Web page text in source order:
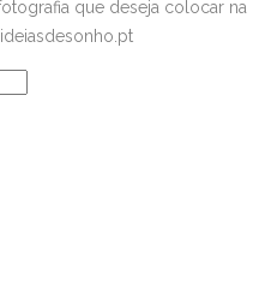
que deseja colocar na